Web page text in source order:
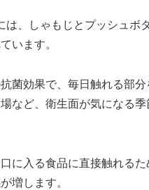
は、しゃもじとプッシュボ
います。
菌効果で、毎日触れる部分
など、衛生面が気になる
に入る食品に直接触れる
増します。